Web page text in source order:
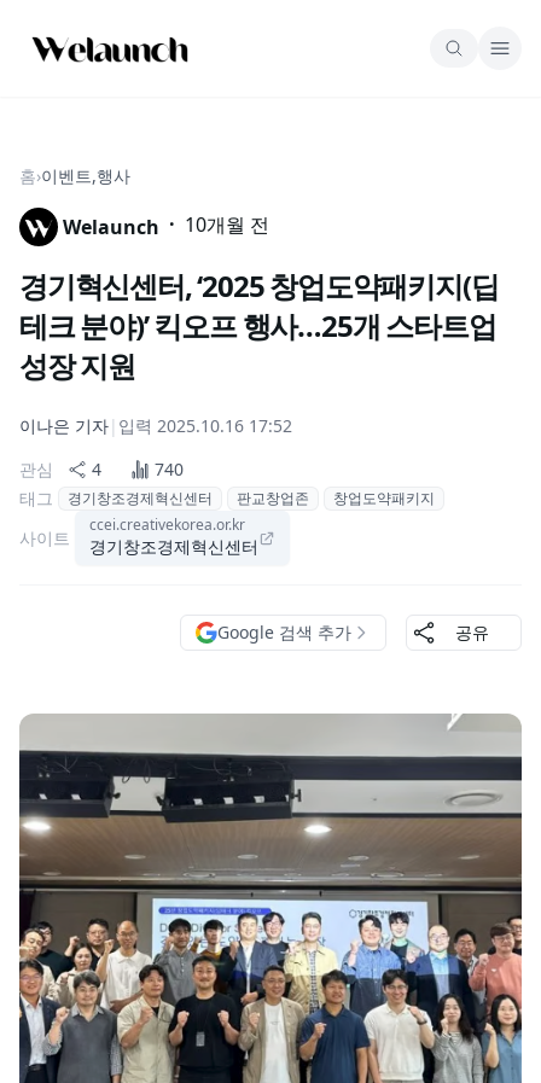
홈›이벤트,행사
Welaunch · 10개월 전
경기혁신센터, ‘2025 창업도약패키지(딥
테크 분야)’ 킥오프 행사…25개 스타트업
성장 지원
이나은 기자| 입력 2025.10.16 17:52
관심
4
740
태그
경기창조경제혁신센터 판교창업존 창업도약패키지
사이트
ccei.creativekorea.or.kr
경기창조경제혁신센터
Google 검색 추가 공유